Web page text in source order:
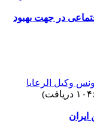
در جهت بهبود
وکیل الرعایا